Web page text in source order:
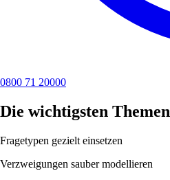
0800 71 20000
Die wichtigsten Themen
Fragetypen gezielt einsetzen
Verzweigungen sauber modellieren